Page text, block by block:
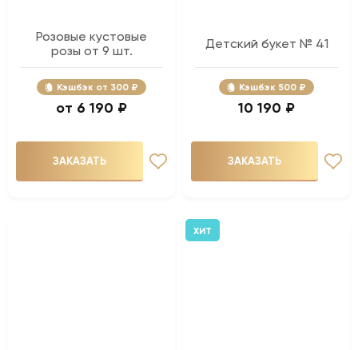
Розовые кустовые
розы от 9 шт.
Кэшбэк 300 ₽
6 190 ₽
ЗАКАЗАТЬ
Детский букет № 41
Кэшбэк 500 ₽
10 190 ₽
ЗАКАЗАТЬ
ХИТ